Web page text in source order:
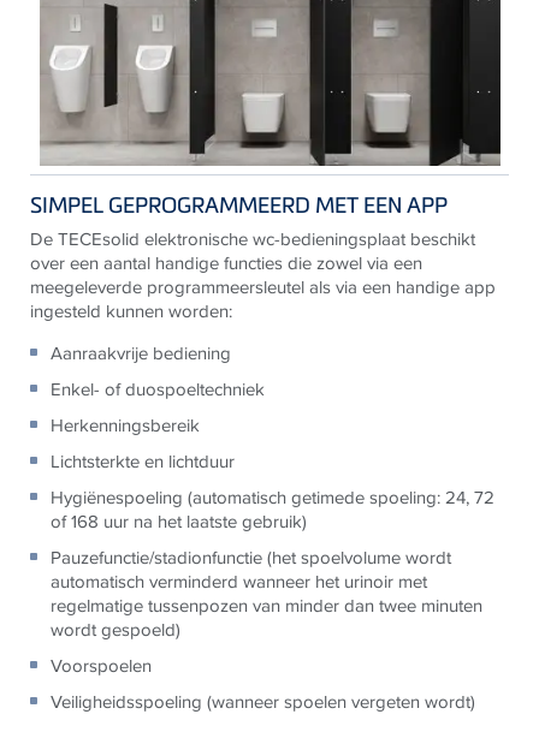
SIMPEL GEPROGRAMMEERD MET EEN APP
DeTECEsolid elektronische wc-bedieningsplaat beschikt
over een aantal handige functies die zowel via een
meegeleverde programmeersleutel als via een handige app
ingesteld kunnen worden:
Aanraakvrije bediening
Enkel- of duospoeltechniek
Herkenningsbereik
Lichtsterkte en lichtduur
Hygiënespoeling (automatisch getimede spoeling: 24, 72
of 168 uur na het laatste gebruik)
Pauzefunctie/stadionfunctie (het spoelvolume wordt
automatisch verminderd wanneer het urinoir met
regelmatige tussenpozen van minder dan twee minuten
wordt gespoeld)
Voorspoelen
Veiligheidsspoeling (wanneer spoelen vergeten wordt)